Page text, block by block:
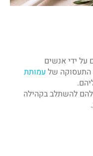
על ידי אנשים
התעסוקה של עמותת
להשתלב בקהילה